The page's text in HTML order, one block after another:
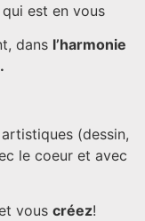
est en vous
dans l’harmonie
(dessin,
le coeur et avec
vous créez!